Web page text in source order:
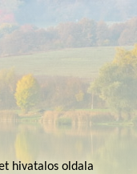
hivatalos oldala